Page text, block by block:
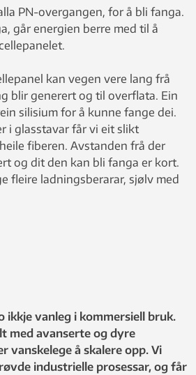
PN-overgangen, for å bli fanga.
går energien berre med til å
kan vegen vere lang frå
blir generert og til overflata. Ein
silisium for å kunne fange dei.
i glasstavar får vi eit slikt
fiberen. Avstanden frå der
og dit den kan bli fanga er kort.
fleire ladningsberarar, sjølv med
ikkje vanleg i kommersiell bruk.
med avanserte og dyre
vanskelege å skalere opp. Vi
industrielle prosessar, og får